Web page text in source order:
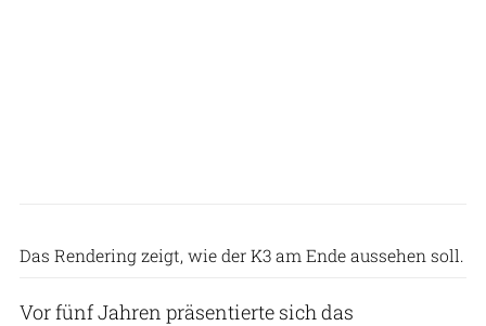
Das Rendering zeigt, wie der K3 am Ende aussehen soll.
Vor fünf Jahren präsentierte sich das